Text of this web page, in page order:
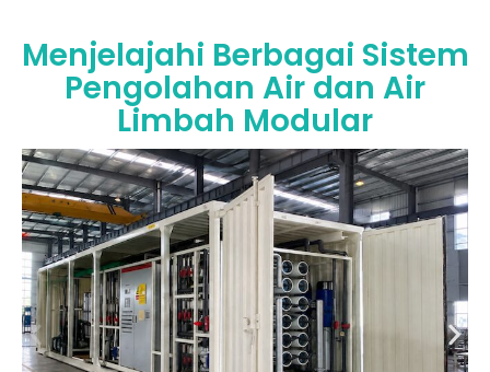
Menjelajahi Berbagai Sistem
Pengolahan Air dan Air
Limbah Modular
kompleks komersial, kawasan industri, dan
fasilitas layanan publik, sistem air minum
langsung komersial dalam kemasan ini
merupakan solusi pemurnian air modular
generasi baru.
Lihat Selengkapnya